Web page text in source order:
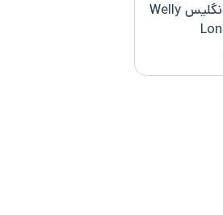
ماکت اتوبوس دو طبقه انگلیس Welly